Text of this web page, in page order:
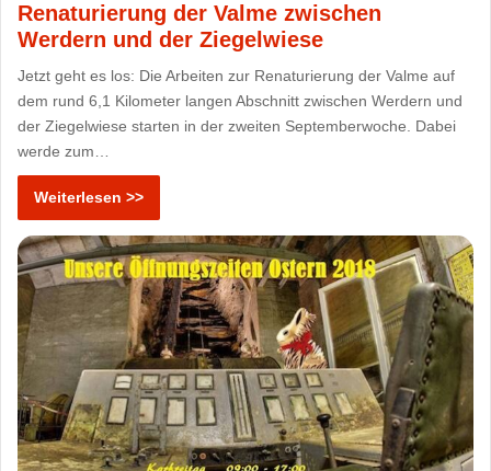
Renaturierung der Valme zwischen
Werdern und der Ziegelwiese
Jetzt geht es los: Die Arbeiten zur Renaturierung der Valme auf
dem rund 6,1 Kilometer langen Abschnitt zwischen Werdern und
der Ziegelwiese starten in der zweiten Septemberwoche. Dabei
werde zum…
Weiterlesen >>